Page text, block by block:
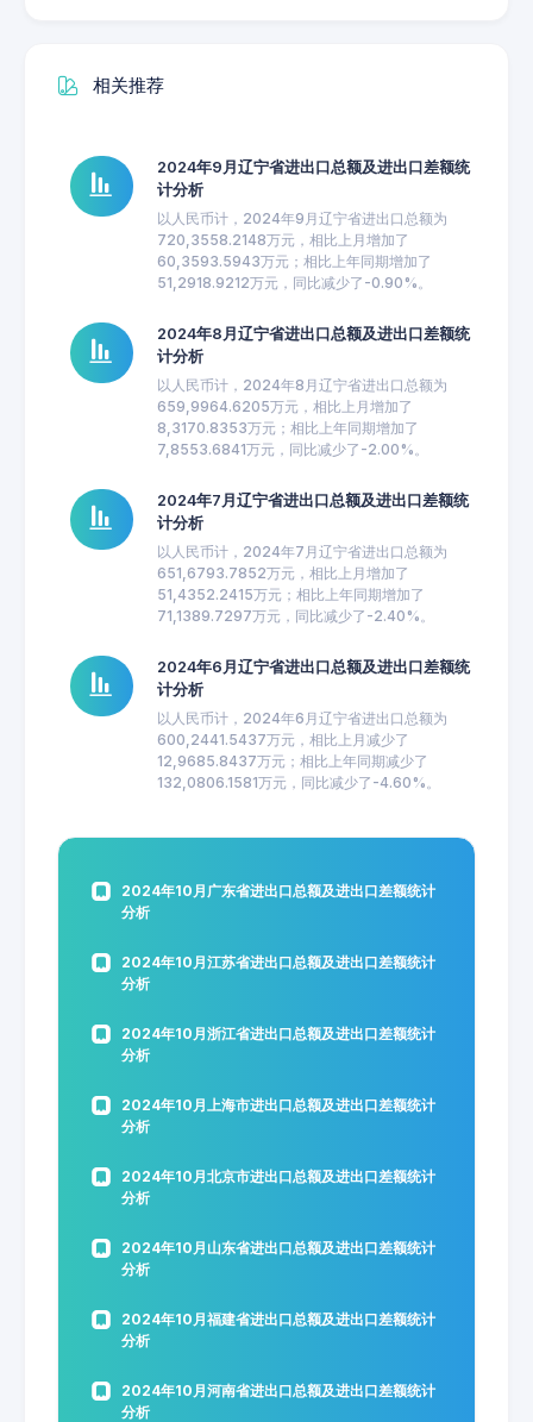
相关推荐
2024年9月辽宁省进出口总额及进出口差额统
计分析
以人民币计，2024年9月辽宁省进出口总额为
720,3558.2148万元，相比上月增加了
60,3593.5943万元；相比上年同期增加了
51,2918.9212万元，同比减少了-0.90%。
2024年8月辽宁省进出口总额及进出口差额统
计分析
以人民币计，2024年8月辽宁省进出口总额为
659,9964.6205万元，相比上月增加了
8,3170.8353万元；相比上年同期增加了
7,8553.6841万元，同比减少了-2.00%。
2024年7月辽宁省进出口总额及进出口差额统
计分析
以人民币计，2024年7月辽宁省进出口总额为
651,6793.7852万元，相比上月增加了
51,4352.2415万元；相比上年同期增加了
71,1389.7297万元，同比减少了-2.40%。
2024年6月辽宁省进出口总额及进出口差额统
计分析
以人民币计，2024年6月辽宁省进出口总额为
600,2441.5437万元，相比上月减少了
12,9685.8437万元；相比上年同期减少了
132,0806.1581万元，同比减少了-4.60%。
2024年10月广东省进出口总额及进出口差额统计
分析
2024年10月江苏省进出口总额及进出口差额统计
分析
2024年10月浙江省进出口总额及进出口差额统计
分析
2024年10月上海市进出口总额及进出口差额统计
分析
2024年10月北京市进出口总额及进出口差额统计
分析
2024年10月山东省进出口总额及进出口差额统计
分析
2024年10月福建省进出口总额及进出口差额统计
分析
2024年10月河南省进出口总额及进出口差额统计
分析